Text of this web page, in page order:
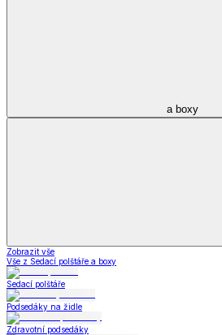
a boxy
Zobrazit vše
Vše z Sedací polštáře a boxy
Sedací polštáře
Podsedáky na židle
Zdravotní podsedáky